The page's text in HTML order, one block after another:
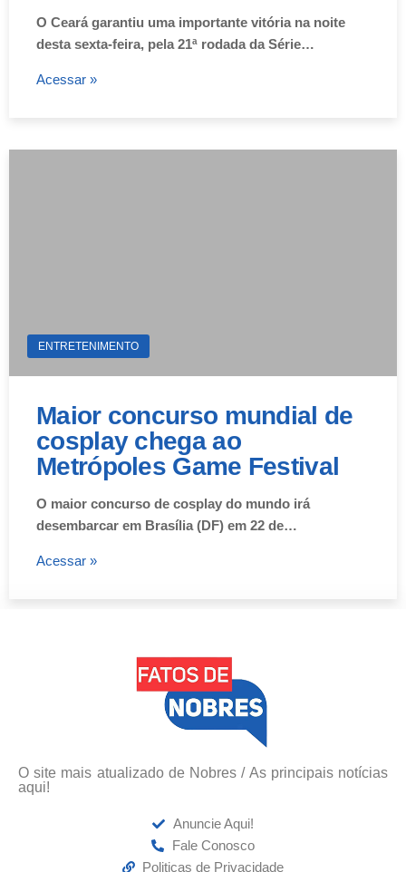
O Ceará garantiu uma importante vitória na noite
desta sexta-feira, pela 21ª rodada da Série…
Acessar »
ENTRETENIMENTO
Maior concurso mundial de
cosplay chega ao
Metrópoles Game Festival
O maior concurso de cosplay do mundo irá
desembarcar em Brasília (DF) em 22 de…
Acessar »
O site mais atualizado de Nobres / As principais notícias
aqui!
Anuncie Aqui!
Fale Conosco
Politicas de Privacidade